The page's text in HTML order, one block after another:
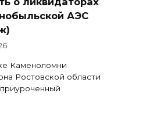
АЭС
Каменоломни
Ростовской области